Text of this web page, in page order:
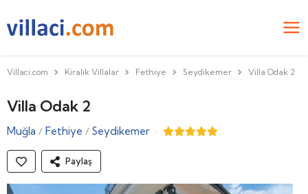
Villaci.com Kiralık Villalar Fethiye Seydikemer Villa Odak 2
Villa Odak 2
Muğla / Fethiye / Seydikemer ·
Paylaş